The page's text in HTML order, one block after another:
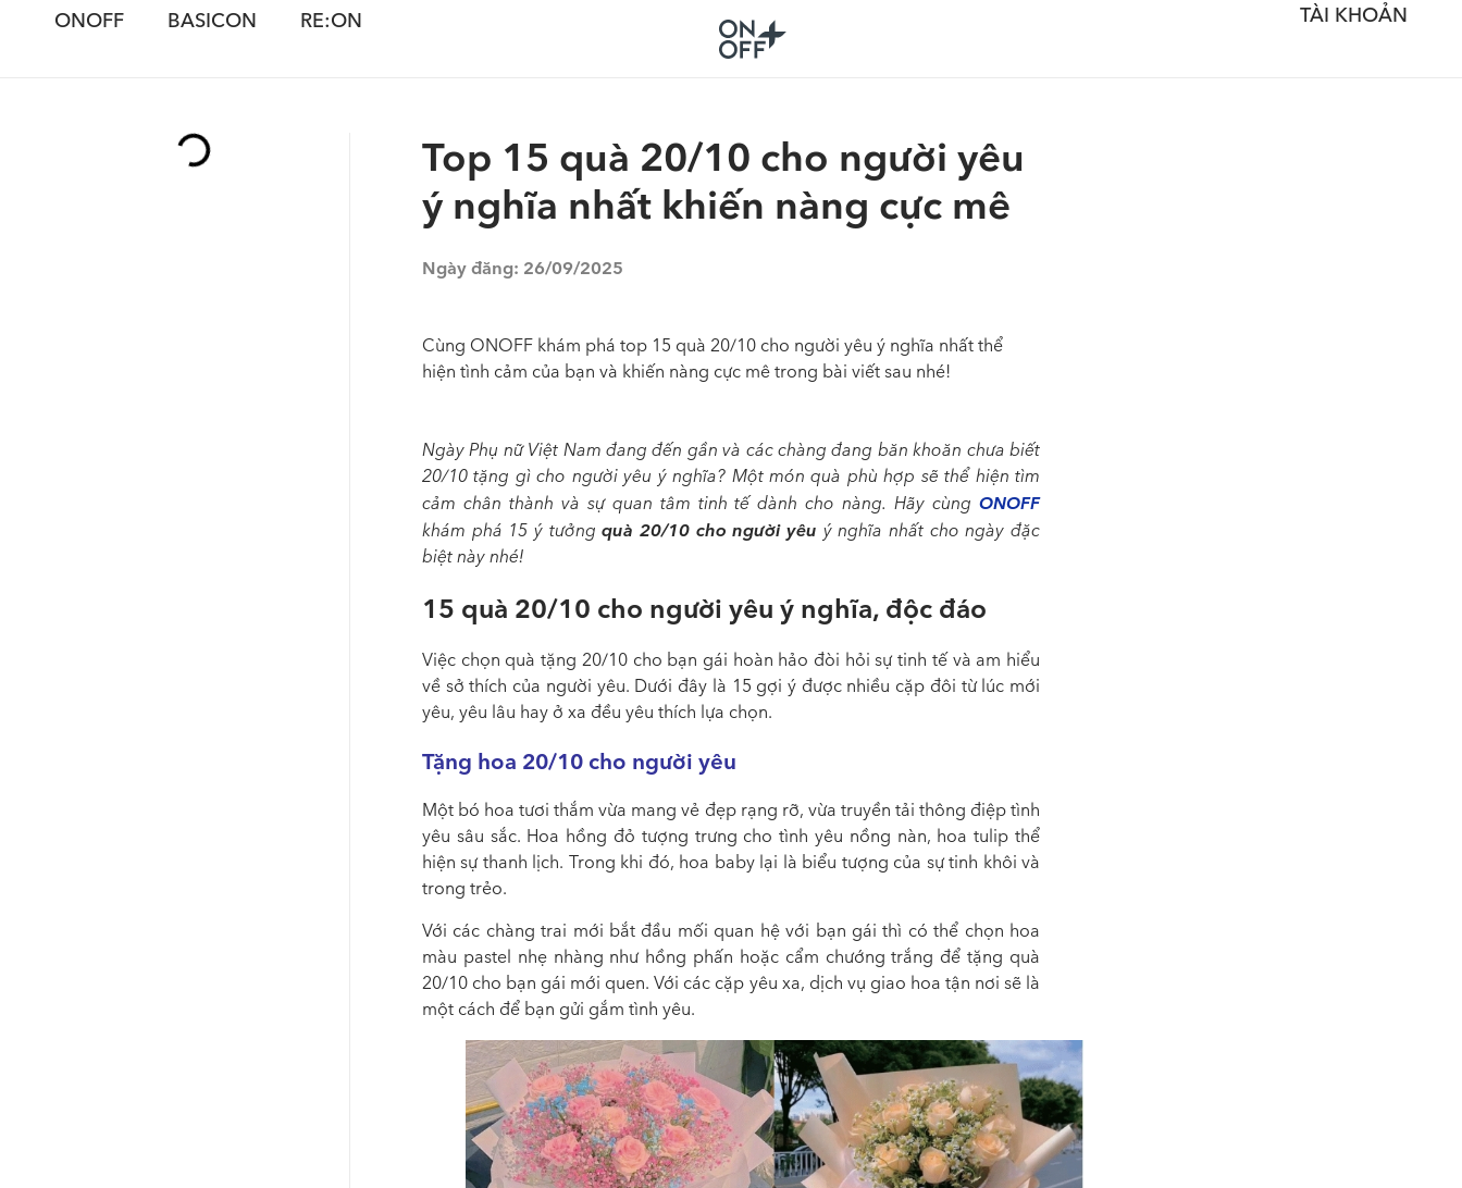
ONOFF BASICON RE:ON TÀI KHOẢN
Top 15 quà 20/10 cho người yêu
ý nghĩa nhất khiến nàng cực mê
Ngày đăng: 26/09/2025
Cùng ONOFF khám phá top 15 quà 20/10 cho người yêu ý nghĩa nhất thể
hiện tình cảm của bạn và khiến nàng cực mê trong bài viết sau nhé!
Ngày Phụ nữ Việt Nam đang đến gần và các chàng đang băn khoăn chưa biết
20/10 tặng gì cho người yêu ý nghĩa? Một món quà phù hợp sẽ thể hiện tìm
cảm chân thành và sự quan tâm tinh tế dành cho nàng. Hãy cùng ONOFF
khám phá 15 ý tưởngquà 20/10 cho người yêu ý nghĩa nhất cho ngày đặc
biệt này nhé!
15 quà 20/10 cho người yêu ý nghĩa, độc đáo
Việc chọn quà tặng 20/10 cho bạn gái hoàn hảo đòi hỏi sự tinh tế và am hiểu
về sở thích của người yêu. Dưới đây là 15 gợi ý được nhiều cặp đôi từ lúc mới
yêu, yêu lâu hay ở xa đều yêu thích lựa chọn.
Tặng hoa 20/10 cho người yêu
Một bó hoa tươi thắm vừa mang vẻ đẹp rạng rỡ, vừa truyền tải thông điệp tình
yêu sâu sắc. Hoa hồng đỏ tượng trưng cho tình yêu nồng nàn, hoa tulip thể
hiện sự thanh lịch. Trong khi đó, hoa baby lại là biểu tượng của sự tinh khôi và
trong trẻo.
Với các chàng trai mới bắt đầu mối quan hệ với bạn gái thì có thể chọn hoa
màu pastel nhẹ nhàng như hồng phấn hoặc cẩm chướng trắng đểtặng quà
20/10 cho bạn gái mới quen. Với các cặp yêu xa, dịch vụ giao hoa tận nơi sẽ là
một cách để bạn gửi gắm tình yêu.